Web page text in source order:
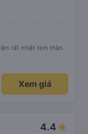
rất nhiệt tình thân
Xem giá
4.4